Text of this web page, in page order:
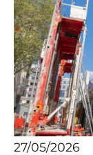
27/05/2026